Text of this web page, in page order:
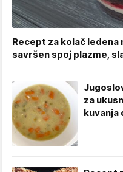
Recept za kolač ledena
savršen spoj plazme,
za
kuvanja